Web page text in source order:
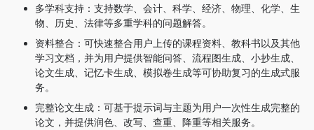
多学科支持：支持数学、会计、科学、经济、物理、化学、生
物、历史、法律等多重学科的问题解答。
资料整合：可快速整合用户上传的课程资料、教科书以及其他
学习文档，并为用户提供智能问答、流程图生成、小抄生成、
论文生成、记忆卡生成、模拟卷生成等可协助复习的生成式服
务。
完整论文生成：可基于提示词与主题为用户一次性生成完整的
论文，并提供润色、改写、查重、降重等相关服务。